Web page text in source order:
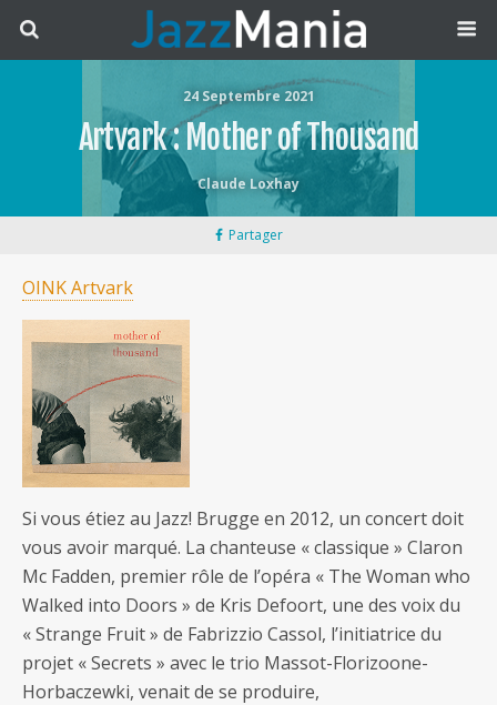
24 Septembre 2021
Artvark : Mother of Thousand
Claude Loxhay
Partager
OINK Artvark
Si vous étiez au Jazz! Brugge en 2012, un concert doit
vous avoir marqué. La chanteuse « classique » Claron
Mc Fadden, premier rôle de l’opéra « The Woman who
Walked into Doors » de Kris Defoort, une des voix du
« Strange Fruit » de Fabrizzio Cassol, l’initiatrice du
projet « Secrets » avec le trio Massot-Florizoone-
Horbaczewki, venait de se produire,